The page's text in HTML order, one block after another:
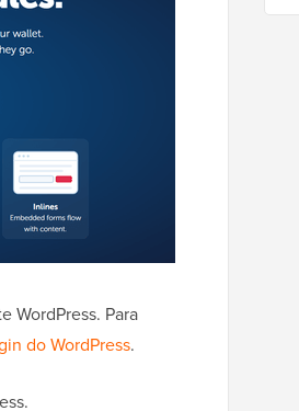
WordPress. Para
do WordPress.